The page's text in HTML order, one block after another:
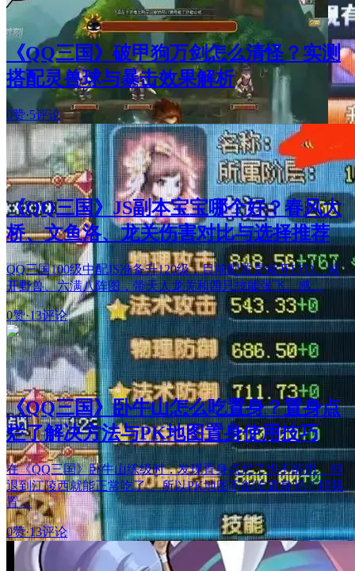
《QQ三国》破甲狗万剑怎么清怪？实测
搭配灵兽球与暴击效果解析
0赞·5评论
《QQ三国》JS副本宝宝哪个好？春风大
桥、文鱼洛、龙关伤害对比与选择推荐
QQ三国100级中配JS准备升120级，目前配置是紫开FFD、紫
开野兽、六满八阵图，带天人龙关和四只技能张飞。感…
0赞·13评论
《QQ三国》卧牛山怎么吃置身？置身点
烂了解决方法与PK地图置身使用技巧
在《QQ三国》卧牛山练级时，发现置身点烂了也不能用，但
退到江陵西就能正常吃了。 所以PK地图不能吃置身吗？那我
置…
0赞·13评论